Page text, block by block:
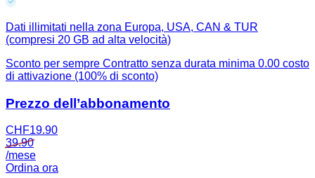
Dati illimitati nella zona Europa, USA, CAN & TUR
(compresi 20 GB ad alta velocità)
Sconto per sempre Contratto senza durata minima 0.00 costo
di attivazione (100% di sconto)
Prezzo dell’abbonamento
CHF19.90
39.90
/mese
Ordina ora